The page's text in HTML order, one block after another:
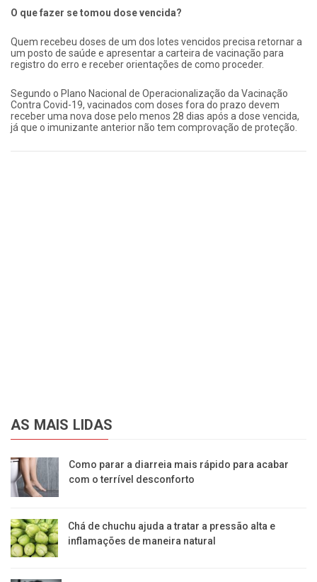
O que fazer se tomou dose vencida?
Quem recebeu doses de um dos lotes vencidos precisa retornar a
um posto de saúde e apresentar a carteira de vacinação para
registro do erro e receber orientações de como proceder.
Segundo o Plano Nacional de Operacionalização da Vacinação
Contra Covid-19, vacinados com doses fora do prazo devem
receber uma nova dose pelo menos 28 dias após a dose vencida,
já que o imunizante anterior não tem comprovação de proteção.
AS MAIS LIDAS
Como parar a diarreia mais rápido para acabar
com o terrível desconforto
Chá de chuchu ajuda a tratar a pressão alta e
inflamações de maneira natural